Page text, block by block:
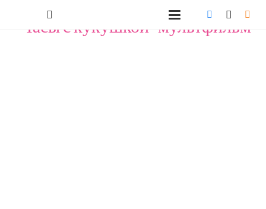
"Часы с кукушкой" мультфильм